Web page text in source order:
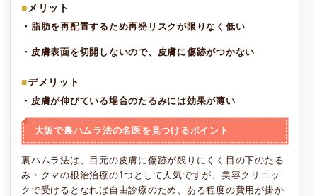
メリット
・脂肪を再配置するため再発リスクが限りなく低い
・皮膚表面を切開しないので、皮膚に傷跡がつかない
デメリット
・皮膚が伸びている場合のたるみには効果が薄い
大阪で裏ハムラ法の名医を見つけるポイント
裏ハムラ法は、目元の皮膚に傷跡が残りにくく目の下のたる
み・クマの根治治療の1つとして人気ですが、美容クリニッ
クで受けるとなれば自由診療のため、ある程度の費用が掛か